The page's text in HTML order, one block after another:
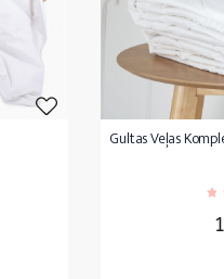
Gultas Veļas